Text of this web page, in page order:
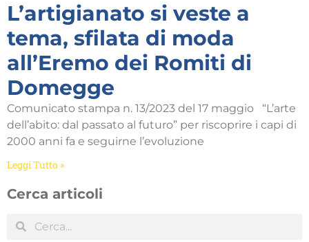
L’artigianato si veste a
tema, sfilata di moda
all’Eremo dei Romiti di
Domegge
Comunicato stampa n. 13/2023 del 17 maggio “L’arte
dell’abito: dal passato al futuro” per riscoprire i capi di
2000 anni fa e seguirne l’evoluzione
Leggi Tutto »
Cerca articoli